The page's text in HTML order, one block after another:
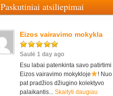
Paskutiniai atsiliepimai
Eizos vairavimo mokykla
Saulė 1 day ago
Esu labai patenkinta savo patirtimi
Eizos vairavimo mokykloje
! Nuo
pat pradžios džiugino kolektyvo
palaikantis... Skaityti daugiau